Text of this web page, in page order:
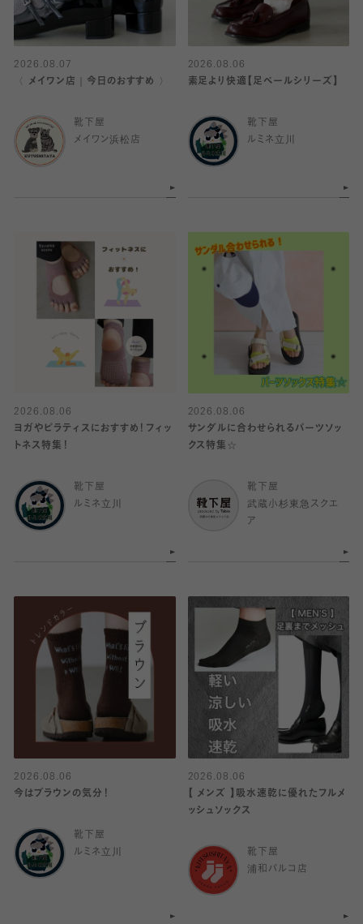
2026.08.07
〈 メイワン店｜今日のおすすめ 〉
靴下屋
メイワン浜松店
2026.08.06
素足より快適【足ベールシリーズ】
靴下屋
ルミネ立川
2026.08.06
ヨガやピラティスにおすすめ！フィッ
トネス特集！
靴下屋
ルミネ立川
2026.08.06
サンダルに合わせられるパーツソッ
クス特集☆
靴下屋
武蔵小杉東急スクエ
ア
2026.08.06
今はブラウンの気分！
靴下屋
ルミネ立川
2026.08.06
【 メンズ 】吸水速乾に優れたフルメ
ッシュソックス
靴下屋
浦和パルコ店